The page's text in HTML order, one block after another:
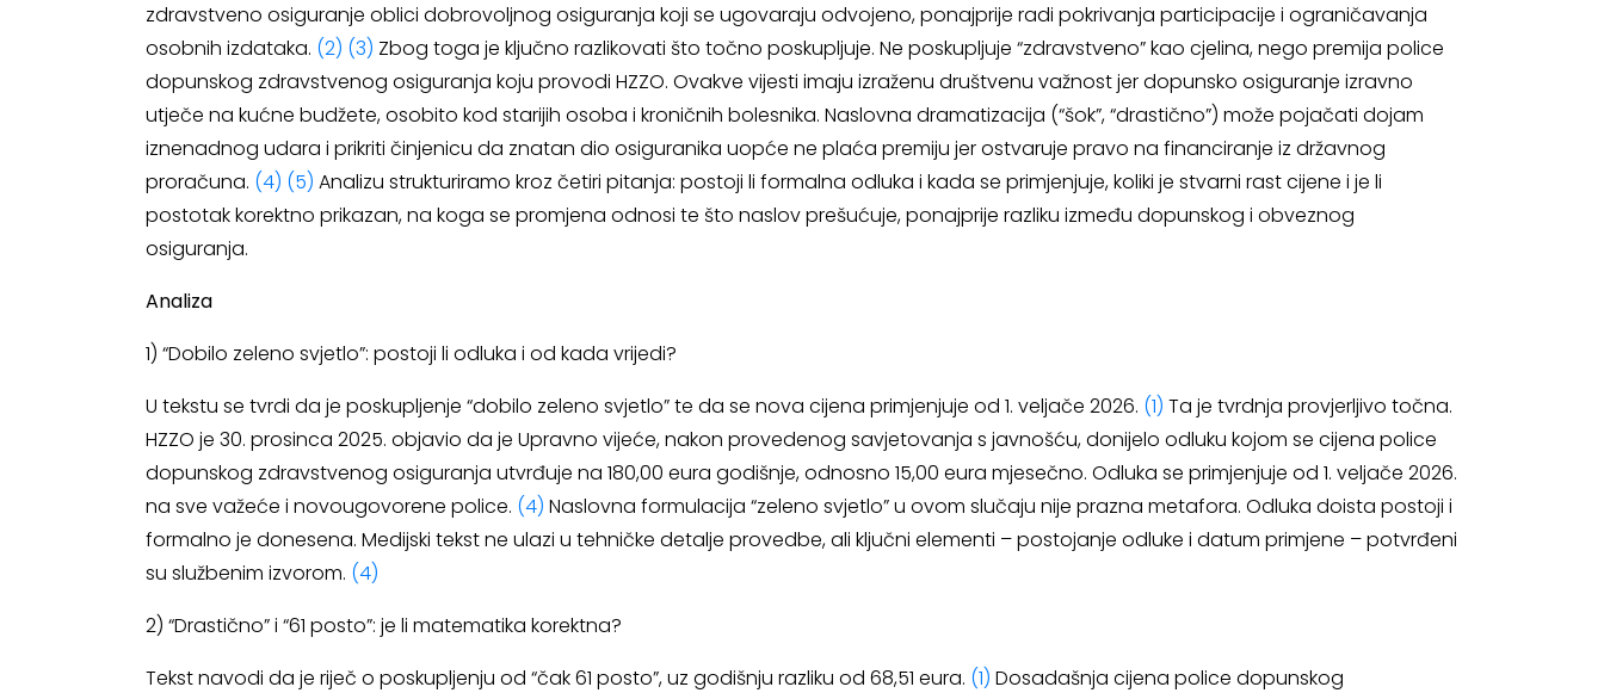
zdravstveno osiguranje oblici dobrovoljnog osiguranja koji se ugovaraju odvojeno, ponajprije radi pokrivanja participacije i ograničavanja
osobnih izdataka. (2) (3) Zbog toga je ključno razlikovati što točno poskupljuje. Ne poskupljuje “zdravstveno” kao cjelina, nego premija police
dopunskog zdravstvenog osiguranja koju provodi HZZO. Ovakve vijesti imaju izraženu društvenu važnost jer dopunsko osiguranje izravno
utječe na kućne budžete, osobito kod starijih osoba i kroničnih bolesnika. Naslovna dramatizacija (“šok”, “drastično”) može pojačati dojam
iznenadnog udara i prikriti činjenicu da znatan dio osiguranika uopće ne plaća premiju jer ostvaruje pravo na financiranje iz državnog
proračuna. (4) (5) Analizu strukturiramo kroz četiri pitanja: postoji li formalna odluka i kada se primjenjuje, koliki je stvarni rast cijene i je li
postotak korektno prikazan, na koga se promjena odnosi te što naslov prešućuje, ponajprije razliku između dopunskog i obveznog
osiguranja.
Analiza
1) “Dobilo zeleno svjetlo”: postoji li odluka i od kada vrijedi?
U tekstu se tvrdi da je poskupljenje “dobilo zeleno svjetlo” te da se nova cijena primjenjuje od 1. veljače 2026. (1) Ta je tvrdnja provjerljivo točna.
HZZO je 30. prosinca 2025. objavio da je Upravno vijeće, nakon provedenog savjetovanja s javnošću, donijelo odluku kojom se cijena police
dopunskog zdravstvenog osiguranja utvrđuje na 180,00 eura godišnje, odnosno 15,00 eura mjesečno. Odluka se primjenjuje od 1. veljače 2026.
na sve važeće i novougovorene police. (4) Naslovna formulacija “zeleno svjetlo” u ovom slučaju nije prazna metafora. Odluka doista postoji i
formalno je donesena. Medijski tekst ne ulazi u tehničke detalje provedbe, ali ključni elementi – postojanje odluke i datum primjene – potvrđeni
su službenim izvorom. (4)
2) “Drastično” i “61 posto”: je li matematika korektna?
Tekst navodi da je riječ o poskupljenju od “čak 61 posto”, uz godišnju razliku od 68,51 eura. (1) Dosadašnja cijena police dopunskog